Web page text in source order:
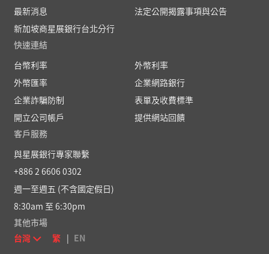
最新消息
法定公開揭露事項與公告
新加坡商星展銀行台北分行
快速連結
台幣利率
外幣利率
外幣匯率
企業網路銀行
企業詐騙防制
表單及收費標準
開立公司帳戶
提供網站回饋
客戶服務
與星展銀行專家聯繫
+886 2 6606 0302
週一至週五 (不含國定假日)
8:30am 至 6:30pm
其他市場
台灣
繁 | EN